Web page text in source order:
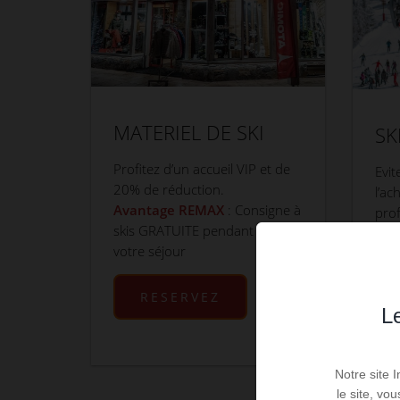
MATERIEL DE SKI
Profitez d’un accueil VIP et de
20% de réduction.
Avantage REMAX : Consigne à
skis GRATUITE pendant tout
votre séjour
RESERVEZ
Notre site
le site,